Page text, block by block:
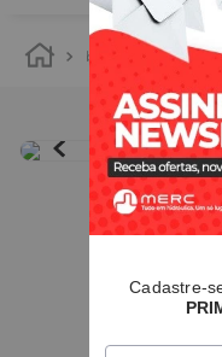
banheiro
IMAGENS MERAMENTE
Cadastre-